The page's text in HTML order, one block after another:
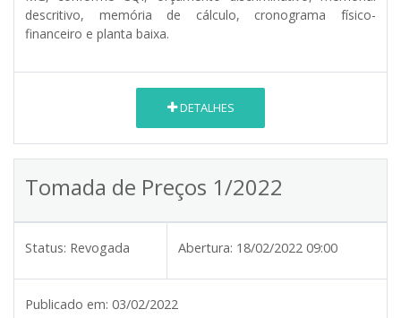
descritivo, memória de cálculo, cronograma físico-
financeiro e planta baixa.
DETALHES
Tomada de Preços 1/2022
Status: Revogada Abertura: 18/02/2022 09:00
Publicado em: 03/02/2022